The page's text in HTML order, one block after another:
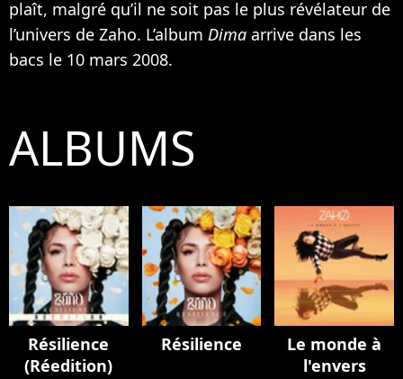
plaît, malgré qu’il ne soit pas le plus révélateur de
l’univers de Zaho. L’album Dima arrive dans les
bacs le 10 mars 2008.
ALBUMS
Résilience
(Réedition)
Résilience
Le monde à
l'envers